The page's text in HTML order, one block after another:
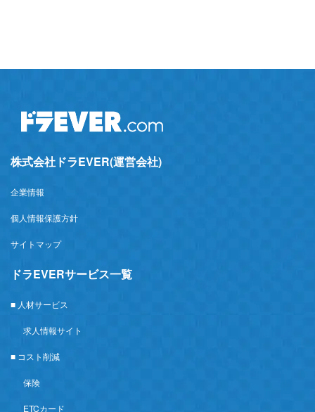
株式会社ドラEVER(運営会社)
企業情報
個人情報保護方針
サイトマップ
ドラEVERサービス一覧
■ 人材サービス
求人情報サイト
■ コスト削減
保険
ETCカード